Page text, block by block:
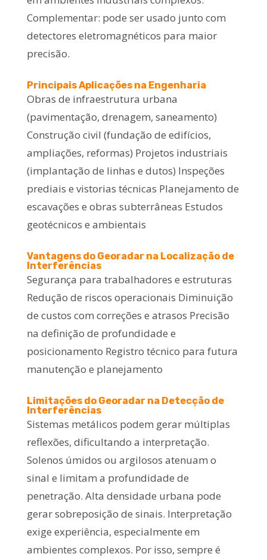
Complementar: pode ser usado junto com
detectores eletromagnéticos para maior
precisão.
Principais Aplicações na Engenharia
Obras de infraestrutura urbana
(pavimentação, drenagem, saneamento)
Construção civil (fundação de edifícios,
ampliações, reformas) Projetos industriais
(implantação de linhas e dutos) Inspeções
prediais e vistorias técnicas Planejamento de
escavações e obras subterrâneas Estudos
geotécnicos e ambientais
Vantagens do Georadar na Localização de
Interferências
Segurança para trabalhadores e estruturas
Redução de riscos operacionais Diminuição
de custos com correções e atrasos Precisão
na definição de profundidade e
posicionamento Registro técnico para futura
manutenção e planejamento
Limitações do Georadar na Detecção de
Interferências
Sistemas metálicos podem gerar múltiplas
reflexões, dificultando a interpretação.
Solenos úmidos ou argilosos atenuam o
sinal e limitam a profundidade de
penetração. Alta densidade urbana pode
gerar sobreposição de sinais. Interpretação
exige experiência, especialmente em
ambientes complexos. Por isso, sempre é